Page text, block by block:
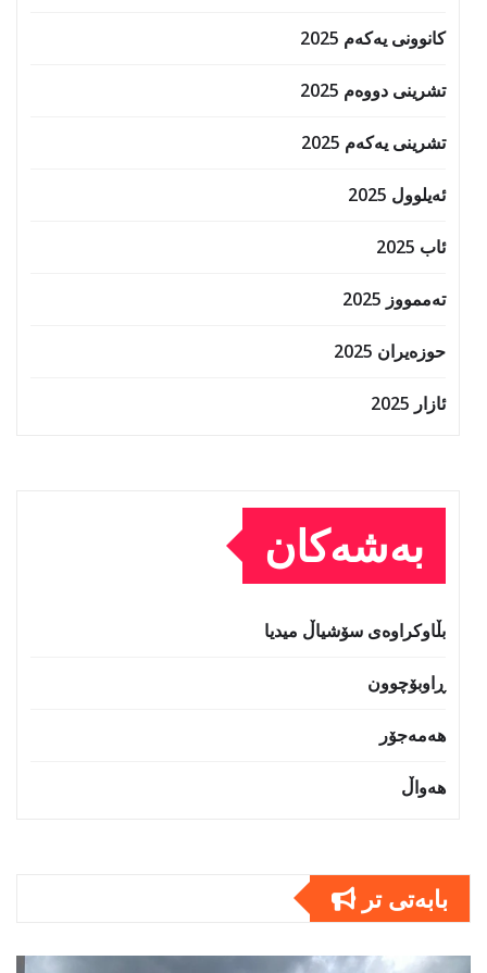
کانوونی یەکەم 2025
تشرینی دووەم 2025
تشرینی یەکەم 2025
ئەیلوول 2025
ئاب 2025
تەممووز 2025
حوزه‌یران 2025
ئازار 2025
بەشەکان
بڵاوکراوەی سۆشیاڵ میدیا
ڕاوبۆچوون
هەمەجۆر
هەواڵ
بابەتى تر